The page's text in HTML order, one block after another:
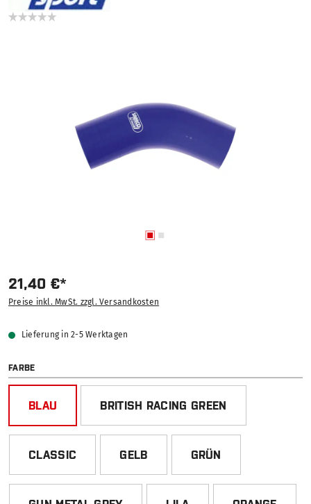
21,40 €*
Preise inkl. MwSt. zzgl. Versandkosten
Lieferung in 2-5 Werktagen
FARBEAUSWÄHLEN
BLAU BRITISH RACING GREEN
CLASSIC GELB GRÜN